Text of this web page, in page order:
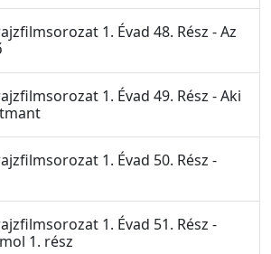
1. Évad 48. Rész - Az
1. Évad 49. Rész - Aki
1. Évad 50. Rész -
1. Évad 51. Rész -
1. rész